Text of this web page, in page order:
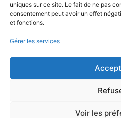
uniques sur ce site. Le fait de ne pas
consentement peut avoir un effet
et fonctions.
Gérer les services
Voir les
Mentions
© 2026 Isabelle Ballan-Campillo